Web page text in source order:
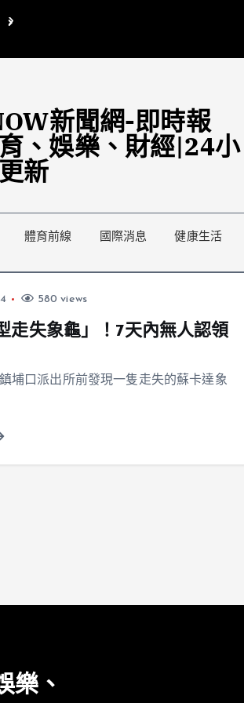
陸委會1295萬媒宣費惹議 梁文傑回「只能靠嘴巴」
新聞網-即時報
、娛樂、財經|24小
新
體育前線 國際消息 健康生活
580 views
走失象龜」！7天內無人認領
埔口派出所前發現一隻走失的蘇卡達象
樂、